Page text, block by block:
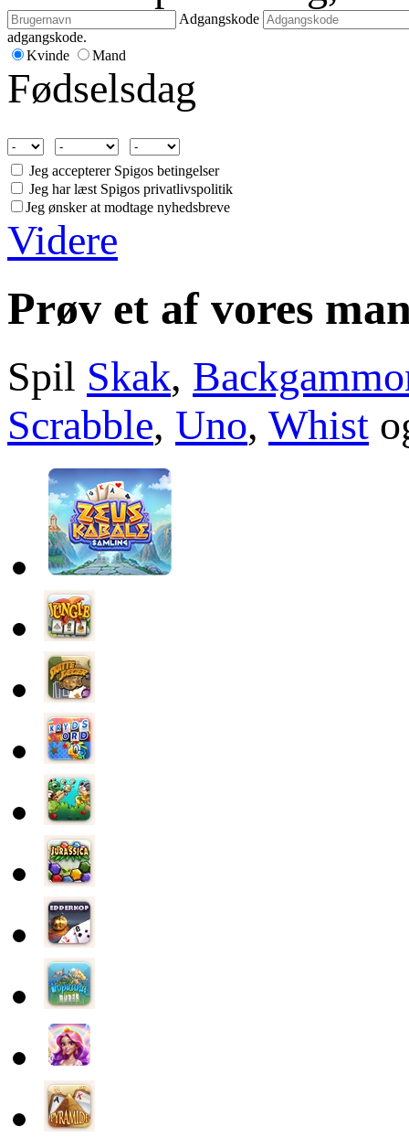
Adgangskode
adgangskode.
Kvinde
Mand
Fødselsdag
Jeg accepterer Spigos betingelser
Jeg har læst Spigos privatlivspolitik
Jeg ønsker at modtage nyhedsbreve
Videre
Prøv et af vores
Spil Skak,
Scrabble, Uno, Whist